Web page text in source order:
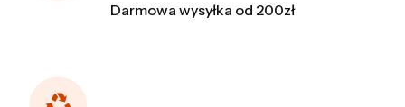
Darmowa wysyłka od 200zł